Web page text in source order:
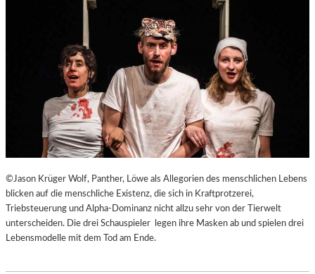
©Jason Krüger Wolf, Panther, Löwe als Allegorien des menschlichen Lebens
blicken auf die menschliche Existenz, die sich in Kraftprotzerei,
Triebsteuerung und Alpha-Dominanz nicht allzu sehr von der Tierwelt
unterscheiden. Die drei Schauspieler legen ihre Masken ab und spielen drei
Lebensmodelle mit dem Tod am Ende.